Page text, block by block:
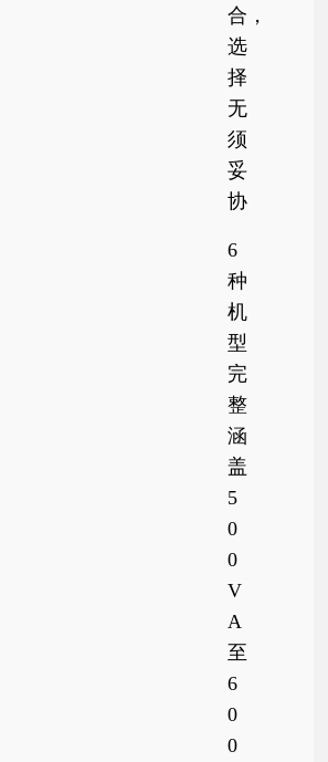
合，
选
择
无
须
妥
协
6
种
机
型
完
整
涵
盖
5
0
0
V
A
至
6
0
0